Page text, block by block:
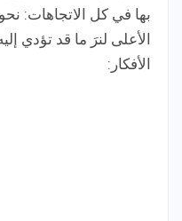
بها في كل الاتجاهات:
الأعلى لنرَ ما قد تؤدي
الأفكار: